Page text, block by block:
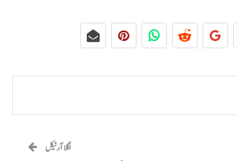
اگلا آرٹیکل